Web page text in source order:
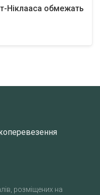
Ніклааса обмежать
розміщених на